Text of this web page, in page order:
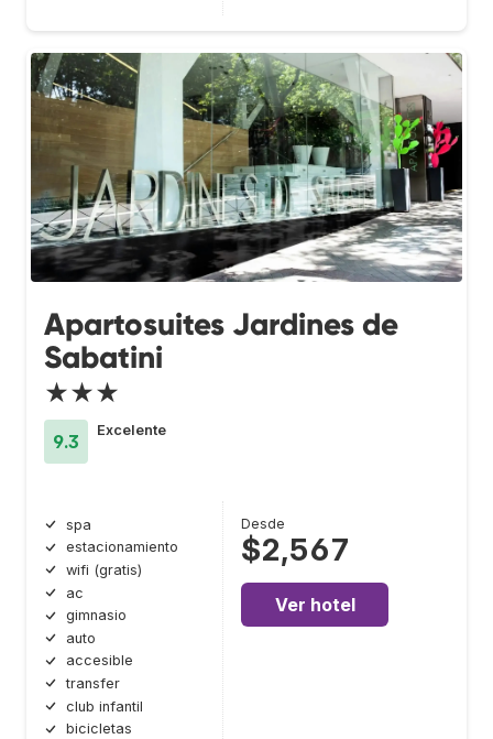
Apartosuites Jardines de
Sabatini
★★★
9.3
Excelente
spa
estacionamiento
wifi (gratis)
ac
gimnasio
auto
accesible
transfer
club infantil
bicicletas
Desde
$2,567
Ver hotel